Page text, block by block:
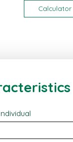
Calculator